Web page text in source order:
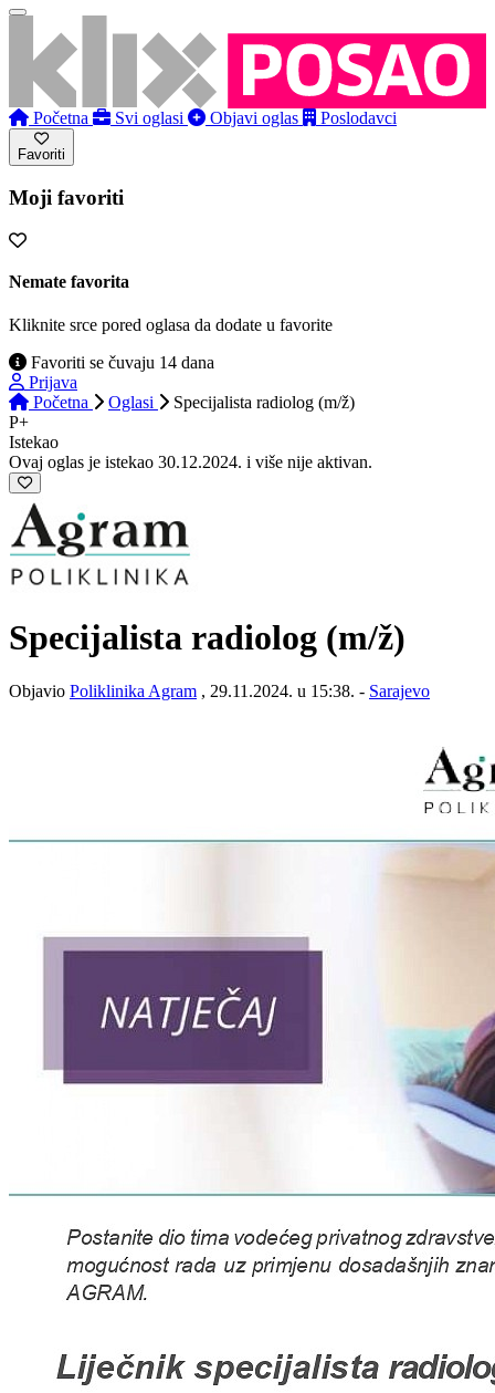
Početna Svi oglasi Objavi oglas Poslodavci
Favoriti
Moji favoriti
Nemate favorita
Kliknite srce pored oglasa da dodate u favorite
Favoriti se čuvaju 14 dana
Prijava
Početna
Oglasi
Specijalista radiolog (m/ž)
P+
Istekao
Ovaj oglas je istekao 30.12.2024. i više nije aktivan.
Specijalista radiolog (m/ž)
Objavio Poliklinika Agram , 29.11.2024. u 15:38. - Sarajevo